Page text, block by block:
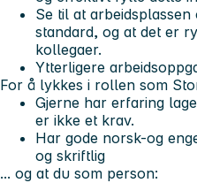
Se til at
standard, og at det er
kollegaer.
Ytterligere
For å lykkes i rollen som
Gjerne har erfaring
er ikke et krav.
Har gode norsk-og
og skriftlig
... og at du som person: